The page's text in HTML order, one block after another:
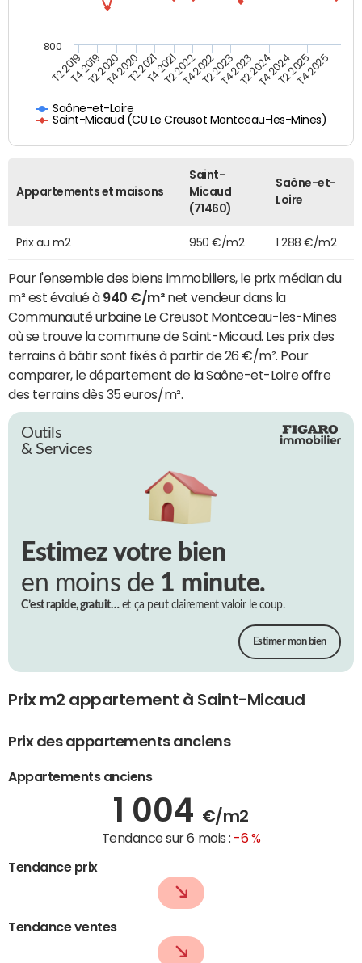
Saône-et-Loire
Saint-Micaud (CU Le Creusot Montceau-les-Mines)
T2 2019T4 2019T2 2020T4 2020T2 2021T4 2021T2 2022T4 2022T2 2023T4 2023T2 2024T4 2024T2 2025T4 2025
800
Appartements et maisons
Saint-
Micaud
(71460)
Saône-et-
Loire
Prix au m2 950 €/m2 1 288 €/m2
Pour l'ensemble des biens immobiliers, le prix médian du
m² est évalué à 940 €/m²net vendeur dans la
Communauté urbaine Le Creusot Montceau-les-Mines
où se trouve la commune de Saint-Micaud. Les prix des
terrains à bâtir sont fixés à partir de 26 €/m². Pour
comparer, le département de la Saône-et-Loire offre
des terrains dès 35 euros/m².
Outils
& Services
Estimez votre bien
en moins de 1 minute.
C’est rapide, gratuit…et ça peut clairement valoir le coup.
Estimer mon bien
Prix m2 appartement à Saint-Micaud
Prix des appartements anciens
Appartements anciens
1 004 €/m2
Tendance sur 6 mois : -6 %
Tendance prix
Tendance ventes